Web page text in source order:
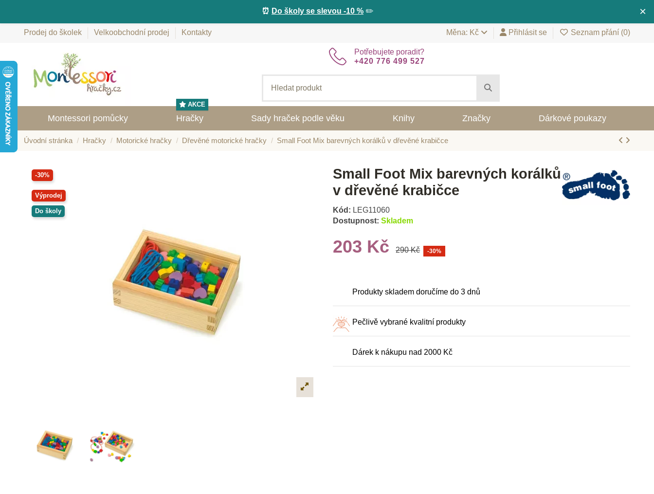
×
⏰ Do školy se slevou -10 % ✏️
Prodej do školek Velkoobchodní prodej Kontakty Měna: Kč Přihlásit se Seznam přání (0)
Potřebujete poradit?
+420 776 499 527
Montessori pomůcky Hračky
AKCE
Sady hraček podle věku Knihy Značky Dárkové poukazy
Úvodní stránka Hračky Motorické hračky Dřevěné motorické hračky Small Foot Mix barevných korálků v dřevěné krabičce
-30%
Výprodej
Do školy
Small Foot Mix barevných korálků
v dřevěné krabičce
Kód: LEG11060
Dostupnost: Skladem
203 Kč 290 Kč -30%
Produkty skladem doručíme do 3 dnů
Pečlivě vybrané kvalitní produkty
Dárek k nákupu nad 2000 Kč